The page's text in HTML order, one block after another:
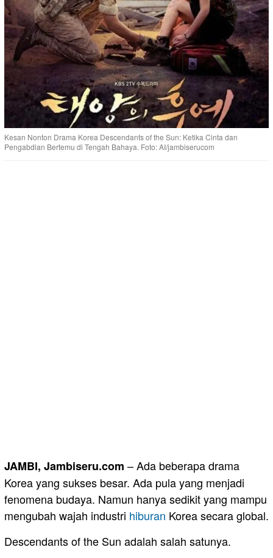
Kesan Nonton Drama Korea Descendants of the Sun: Ketika Cinta dan
Pengabdian Bertemu di Tengah Bahaya. Foto: AI/jambiserucom
JAMBI, Jambiseru.com – Ada beberapa drama
Korea yang sukses besar. Ada pula yang menjadi
fenomena budaya. Namun hanya sedikit yang mampu
mengubah wajah industri hiburan Korea secara global.
Descendants of the Sun adalah salah satunya.